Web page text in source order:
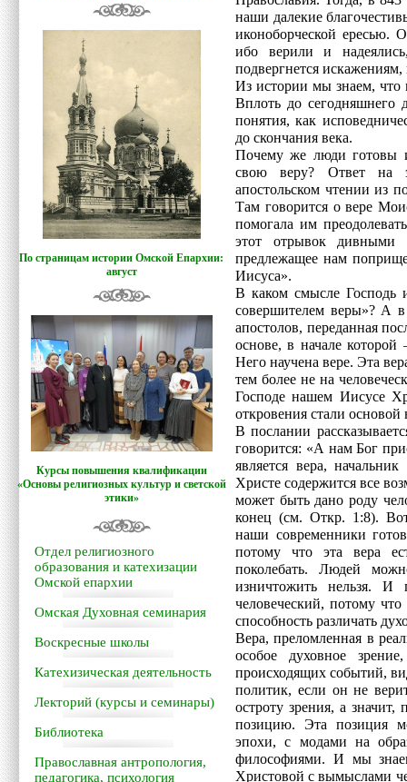
По страницам истории Омской Епархии:
август
Курсы повышения квалификации
«Основы религиозных культур и светской
этики»
Отдел религиозного
образования и катехизации
Омской епархии
Омская Духовная семинария
Воскресные школы
Катехизическая деятельность
Лекторий (курсы и семинары)
Библиотека
Православная антропология,
педагогика, психология
наши далекие
иконоборческой ересью.
ибо верили и
подвергнется
Из истории мы знаем, что
Вплоть до сегодняшнего
понятия, как
до скончания века.
Почему же люди готовы
свою веру? Ответ на
апостольском чтении из
Там говорится о вере
помогала им
этот отрывок дивными
предлежащее нам
Иисуса».
В каком смысле Господь
совершителем веры»? А
апостолов, переданная
основе, в начале
Него научена вере. Эта
тем более не на
Господе нашем Иисусе
откровения стали
В послании
говорится: «А нам Бог
является вера,
Христе содержится все
может быть дано роду
конец (см. Откр. 1:8).
наши современники
потому что эта вера
поколебать. Людей
изничтожить нельзя. И
человеческий, потому
способность различать
Вера, преломленная в
особое духовное
происходящих событий,
политик, если он не
остроту зрения, а
позицию. Эта позиция
эпохи, с модами на
философиями. И мы
Христовой с вымыслами